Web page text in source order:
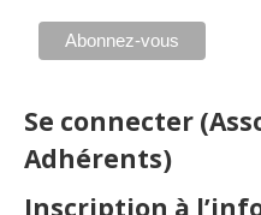
Se connecter
Adhérents)
Inscription à